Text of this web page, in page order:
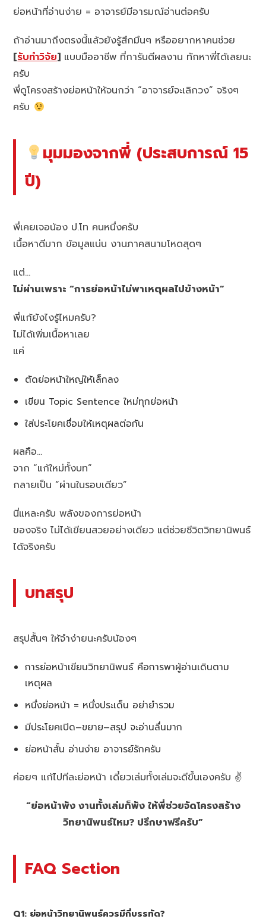
ย่อหน้าที่อ่านง่าย = อาจารย์มีอารมณ์อ่านต่อครับ
ถ้าอ่านมาถึงตรงนี้แล้วยังรู้สึกมึนๆ หรืออยากหาคนช่วย
[รับทำวิจัย] แบบมืออาชีพ ที่การันตีผลงาน ทักหาพี่ได้เลยนะ
ครับ
พี่ดูโครงสร้างย่อหน้าให้จนกว่า “อาจารย์จะเลิกวง” จริงๆ
ครับ
มุมมองจากพี่ (ประสบการณ์ 15
ปี)
พี่เคยเจอน้อง ป.โท คนหนึ่งครับ
เนื้อหาดีมาก ข้อมูลแน่น งานภาคสนามโหดสุดๆ
แต่…
ไม่ผ่านเพราะ “การย่อหน้าไม่พาเหตุผลไปข้างหน้า”
พี่แก้ยังไงรู้ไหมครับ?
ไม่ได้เพิ่มเนื้อหาเลย
แค่
ตัดย่อหน้าใหญ่ให้เล็กลง
เขียน Topic Sentence ใหม่ทุกย่อหน้า
ใส่ประโยคเชื่อมให้เหตุผลต่อกัน
ผลคือ…
จาก “แก้ใหม่ทั้งบท”
กลายเป็น “ผ่านในรอบเดียว”
นี่แหละครับ พลังของการย่อหน้า
ของจริง ไม่ได้เขียนสวยอย่างเดียว แต่ช่วยชีวิตวิทยานิพนธ์
ได้จริงครับ
บทสรุป
สรุปสั้นๆ ให้จำง่ายนะครับน้องๆ
การย่อหน้าเขียนวิทยานิพนธ์ คือการพาผู้อ่านเดินตาม
เหตุผล
หนึ่งย่อหน้า = หนึ่งประเด็น อย่ายำรวม
มีประโยคเปิด–ขยาย–สรุป จะอ่านลื่นมาก
ย่อหน้าสั้น อ่านง่าย อาจารย์รักครับ
ค่อยๆ แก้ไปทีละย่อหน้า เดี๋ยวเล่มทั้งเล่มจะดีขึ้นเองครับ ✌️
“ย่อหน้าพัง งานทั้งเล่มก็พัง ให้พี่ช่วยจัดโครงสร้าง
วิทยานิพนธ์ไหม? ปรึกษาฟรีครับ”
FAQ Section
Q1: ย่อหน้าวิทยานิพนธ์ควรมีกี่บรรทัด?